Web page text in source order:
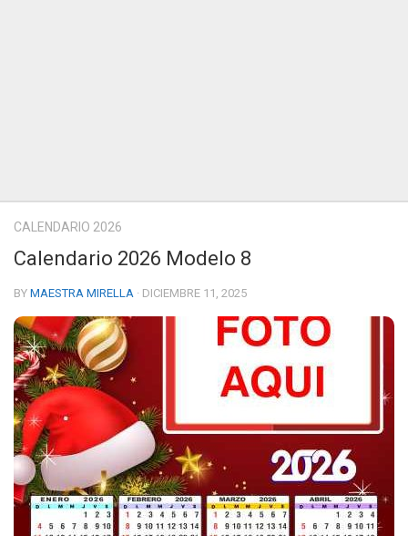
CALENDARIO 2026
Calendario 2026 Modelo 8
BY MAESTRA MIRELLA · DICIEMBRE 11, 2025